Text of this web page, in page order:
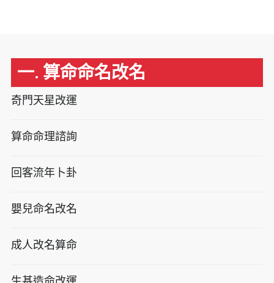
一. 算命命名改名
奇門天星改運
算命命理諮詢
回客流年卜卦
嬰兒命名改名
成人改名算命